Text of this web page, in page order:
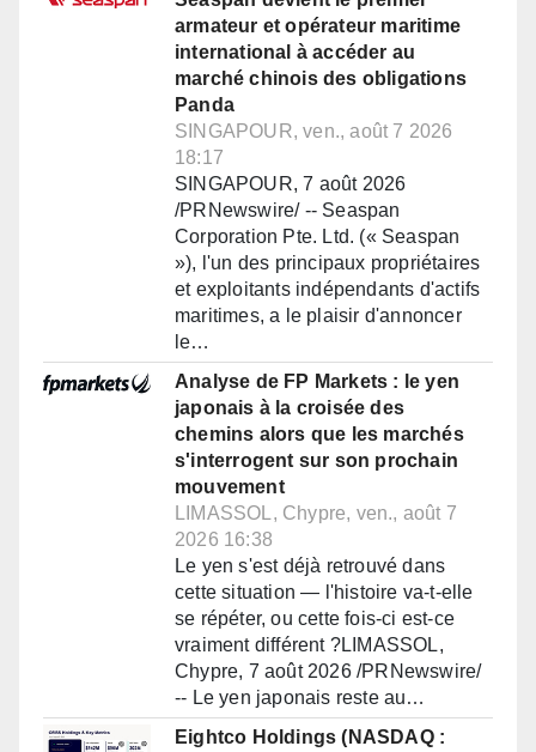
armateur et opérateur maritime
international à accéder au
marché chinois des obligations
Panda
SINGAPOUR, ven., août 7 2026
18:17
SINGAPOUR, 7 août 2026
/PRNewswire/ -- Seaspan
Corporation Pte. Ltd. (« Seaspan
»), l'un des principaux propriétaires
et exploitants indépendants d'actifs
maritimes, a le plaisir d'annoncer
le…
Analyse de FP Markets : le yen
japonais à la croisée des
chemins alors que les marchés
s'interrogent sur son prochain
mouvement
LIMASSOL, Chypre, ven., août 7
2026 16:38
Le yen s'est déjà retrouvé dans
cette situation — l'histoire va-t-elle
se répéter, ou cette fois-ci est-ce
vraiment différent ?LIMASSOL,
Chypre, 7 août 2026 /PRNewswire/
-- Le yen japonais reste au…
Eightco Holdings (NASDAQ :